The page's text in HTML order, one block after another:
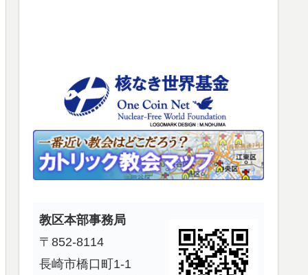
く
さ
い。
教区本部事務局
〒852-8114
長崎市橋口町1-1